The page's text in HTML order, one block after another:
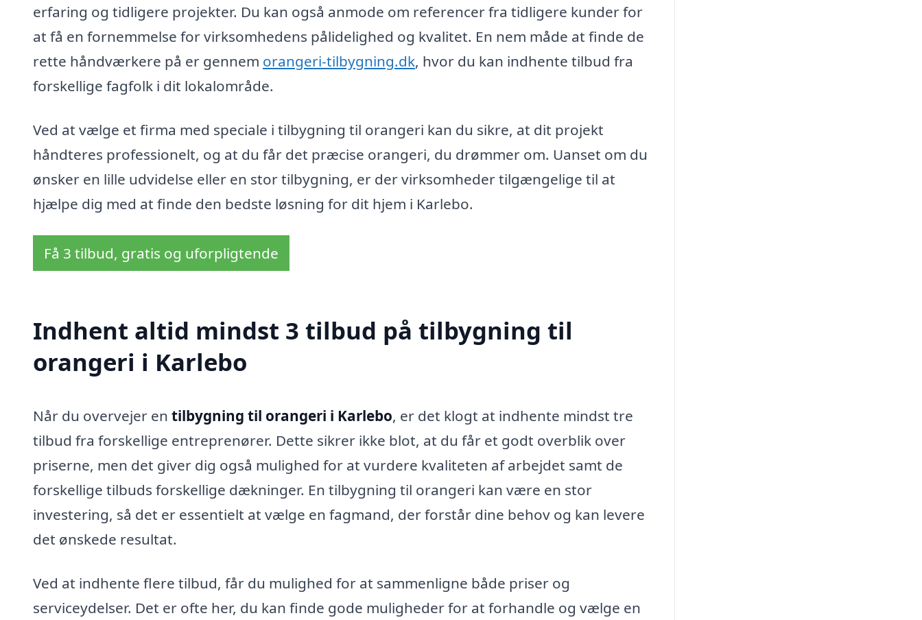
erfaring og tidligere projekter. Du kan også anmode om referencer fra tidligere kunder for
at få en fornemmelse for virksomhedens pålidelighed og kvalitet. En nem måde at finde de
rette håndværkere på er gennem orangeri-tilbygning.dk, hvor du kan indhente tilbud fra
forskellige fagfolk i dit lokalområde.
Ved at vælge et firma med speciale i tilbygning til orangeri kan du sikre, at dit projekt
håndteres professionelt, og at du får det præcise orangeri, du drømmer om. Uanset om du
ønsker en lille udvidelse eller en stor tilbygning, er der virksomheder tilgængelige til at
hjælpe dig med at finde den bedste løsning for dit hjem i Karlebo.
Få 3 tilbud, gratis og uforpligtende
Indhent altid mindst 3 tilbud på tilbygning til
orangeri i Karlebo
Når du overvejer en tilbygning til orangeri i Karlebo, er det klogt at indhente mindst tre
tilbud fra forskellige entreprenører. Dette sikrer ikke blot, at du får et godt overblik over
priserne, men det giver dig også mulighed for at vurdere kvaliteten af arbejdet samt de
forskellige tilbuds forskellige dækninger. En tilbygning til orangeri kan være en stor
investering, så det er essentielt at vælge en fagmand, der forstår dine behov og kan levere
det ønskede resultat.
Ved at indhente flere tilbud, får du mulighed for at sammenligne både priser og
serviceydelser. Det er ofte her, du kan finde gode muligheder for at forhandle og vælge en